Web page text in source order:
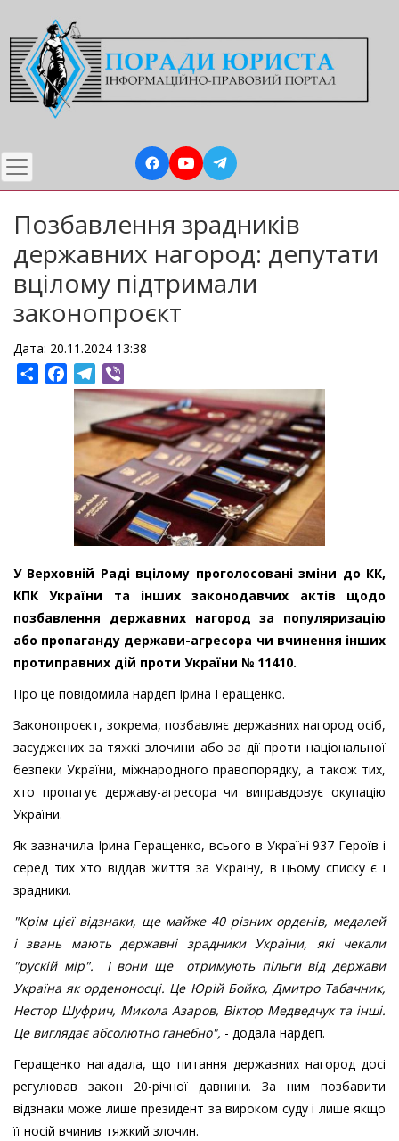
до
основного
вмісту
Позбавлення зрадників
державних нагород: депутати
вцілому підтримали
законопроєкт
Дата: 20.11.2024 13:38
ShareFacebookTelegram
У Верховній Раді вцілому проголосовані зміни до КК,
КПК України та інших законодавчих актів щодо
позбавлення державних нагород за популяризацію
або пропаганду держави-агресора чи вчинення інших
протиправних дій проти України № 11410.
Про це повідомила нардеп Ірина Геращенко.
Законопроєкт, зокрема, позбавляє державних нагород осіб,
засуджених за тяжкі злочини або за дії проти національної
безпеки України, міжнародного правопорядку, а також тих,
хто пропагує державу-агресора чи виправдовує окупацію
України.
Як зазначила Ірина Геращенко, всього в Україні 937 Героїв і
серед тих хто віддав життя за Україну, в цьому списку є і
зрадники.
"Крім цієї відзнаки, ще майже 40 різних орденів, медалей
і звань мають державні зрадники України, які чекали
"рускій мір". І вони ще отримують пільги від держави
Україна як орденоносці. Це Юрій Бойко, Дмитро Табачник,
Нестор Шуфрич, Микола Азаров, Віктор Медведчук та інші.
Це виглядає абсолютно ганебно", - додала нардеп.
Геращенко нагадала, що питання державних нагород досі
регулював закон 20-річної давнини. За ним позбавити
відзнаки може лише президент за вироком суду і лише якщо
її носій вчинив тяжкий злочин.